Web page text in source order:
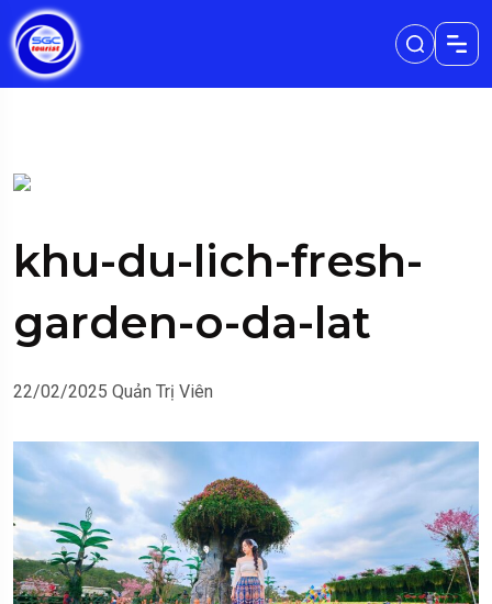
khu-du-lich-fresh-
garden-o-da-lat
22/02/2025 Quản Trị Viên